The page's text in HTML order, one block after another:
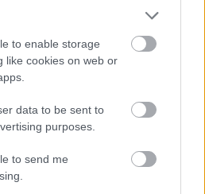
to enable storage
like cookies on web or
data to be sent to
purposes.
to send me
– Τι αλλάζει
και πρακτική